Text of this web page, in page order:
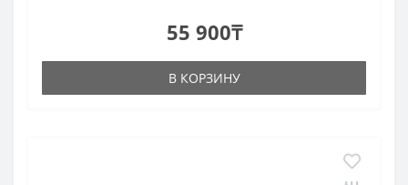
55 900₸
В КОРЗИНУ